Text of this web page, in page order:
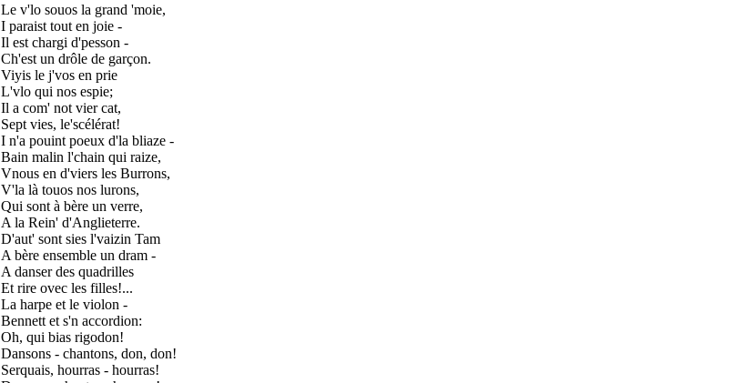
Le v'lo souos la grand 'moie,
I paraist tout en joie -
Il est chargi d'pesson -
Ch'est un drôle de garçon.
Viyis le j'vos en prie
L'vlo qui nos espie;
Il a com' not vier cat,
Sept vies, le'scélérat!
I n'a pouint poeux d'la bliaze -
Bain malin l'chain qui raize,
Vnous en d'viers les Burrons,
V'la là touos nos lurons,
Qui sont à bère un verre,
A la Rein' d'Anglieterre.
D'aut' sont sies l'vaizin Tam
A bère ensemble un dram -
A danser des quadrilles
Et rire ovec les filles!...
La harpe et le violon -
Bennett et s'n accordion:
Oh, qui bias rigodon!
Dansons - chantons, don, don!
Serquais, hourras - hourras!